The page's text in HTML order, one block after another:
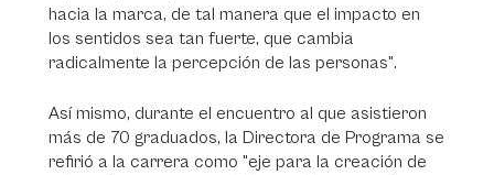
hacia la marca, de tal manera que el impacto en
los sentidos sea tan fuerte, que cambia
radicalmente la percepción de las personas".
Así mismo, durante el encuentro al que asistieron
más de 70 graduados, la Directora de Programa se
refirió a la carrera como "eje para la creación de